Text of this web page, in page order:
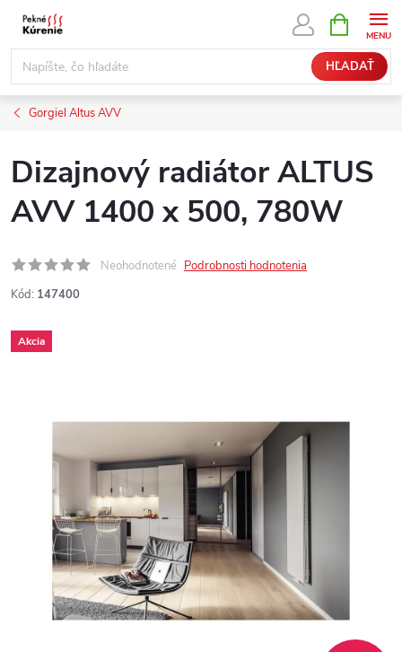
Prejsť
obsah
HĽADAŤ
KOŠÍK
Gorgiel Altus AVV
Dizajnový radiátor ALTUS
AVV 1400 x 500, 780W
Neohodnotené Podrobnosti hodnotenia
Kód: 147400
Akcia